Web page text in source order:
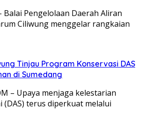
Balai Pengelolaan Daerah Aliran
Ciliwung menggelar rangkaian
Tinjau Program Konservasi DAS
di Sumedang
– Upaya menjaga kelestarian
(DAS) terus diperkuat melalui